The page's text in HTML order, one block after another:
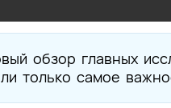
обзор главных
только самое